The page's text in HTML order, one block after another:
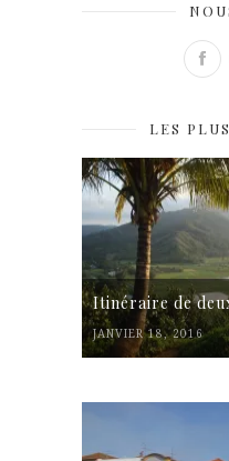
LES
Itinéraire de
JANVIER 18, 2016